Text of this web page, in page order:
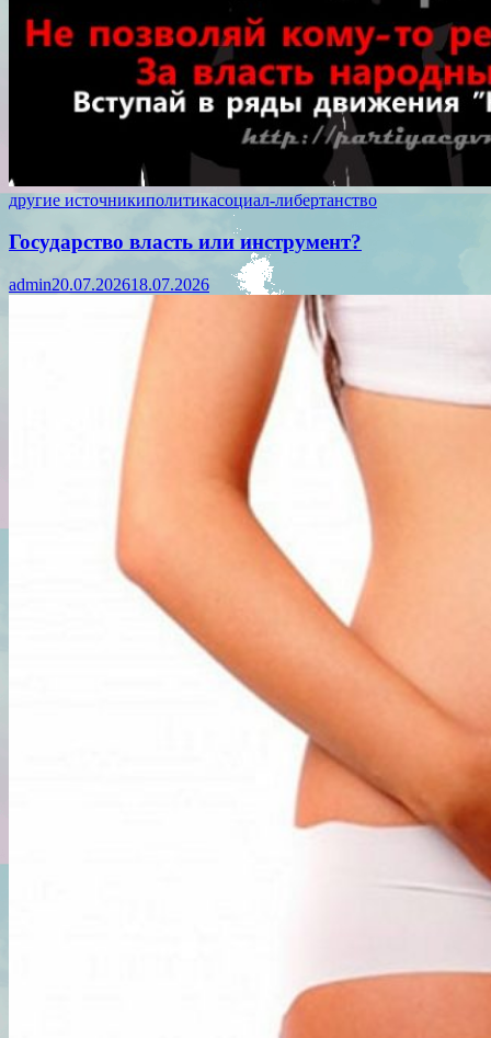
другие источникиполитикасоциал-либертанство
Государство власть или инструмент?
admin20.07.202618.07.2026